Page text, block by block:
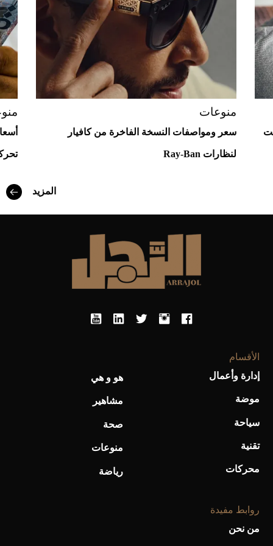
منوعات
سعر ومواصفات النسخة الفاخرة من كافيار
لنظارات Ray-Ban
المزيد
الأقسام
إدارة وأعمال
موضة
سياحة
تقنية
محركات
هو و هي
مشاهير
صحة
منوعات
رياضة
روابط مفيدة
من نحن